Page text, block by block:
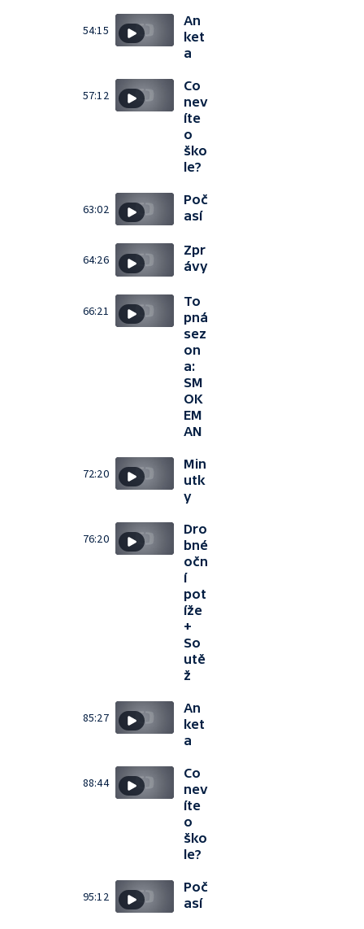
54:15
An
ket
a
57:12
Co
nev
íte
o
ško
le?
63:02
Poč
así
64:26
Zpr
ávy
66:21
To
pná
sez
on
a:
SM
OK
EM
AN
72:20
Min
utk
y
76:20
Dro
bné
očn
í
pot
íže
+
So
utě
ž
85:27
An
ket
a
88:44
Co
nev
íte
o
ško
le?
95:12
Poč
así